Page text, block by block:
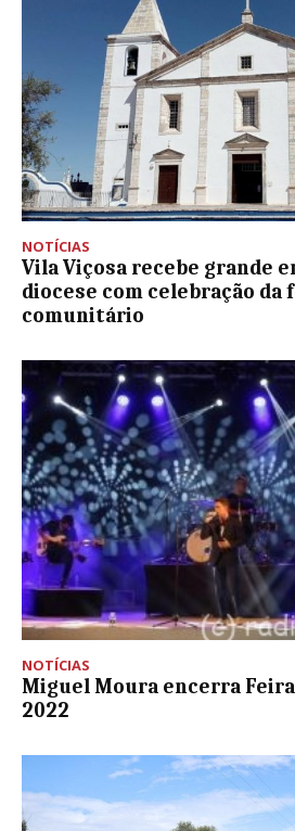
NOTÍCIAS
Vila Viçosa recebe grande
diocese com celebração da
comunitário
NOTÍCIAS
Miguel Moura encerra
2022